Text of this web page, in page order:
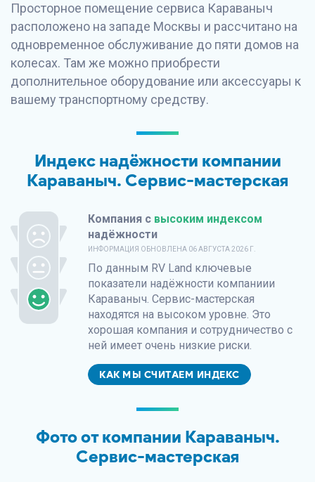
Просторное помещение сервиса Караваныч
расположено на западе Москвы и рассчитано на
одновременное обслуживание до пяти домов на
колесах. Там же можно приобрести
дополнительное оборудование или аксессуары к
вашему транспортному средству.
Индекс надёжности компании
Караваныч. Сервис-мастерская
Компания с высоким индексом
надёжности
ИНФОРМАЦИЯ ОБНОВЛЕНА 06 АВГУСТА 2026 Г.
По данным RV Land ключевые
показатели надёжности компаниии
Караваныч. Сервис-мастерская
находятся на высоком уровне. Это
хорошая компания и сотрудничество с
ней имеет очень низкие риски.
КАК МЫ СЧИТАЕМ ИНДЕКС
Фото от компании Караваныч.
Сервис-мастерская